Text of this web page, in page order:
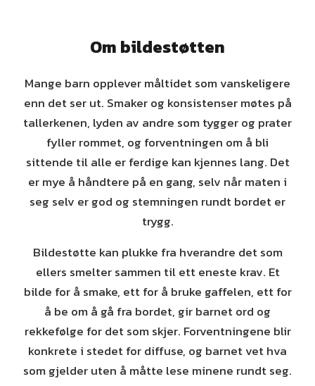
Om bildestøtten
Mange barn opplever måltidet som vanskeligere
enn det ser ut. Smaker og konsistenser møtes på
tallerkenen, lyden av andre som tygger og prater
fyller rommet, og forventningen om å bli
sittende til alle er ferdige kan kjennes lang. Det
er mye å håndtere på en gang, selv når maten i
seg selv er god og stemningen rundt bordet er
trygg.
Bildestøtte kan plukke fra hverandre det som
ellers smelter sammen til ett eneste krav. Et
bilde for å smake, ett for å bruke gaffelen, ett for
å be om å gå fra bordet, gir barnet ord og
rekkefølge for det som skjer. Forventningene blir
konkrete i stedet for diffuse, og barnet vet hva
som gjelder uten å måtte lese minene rundt seg.